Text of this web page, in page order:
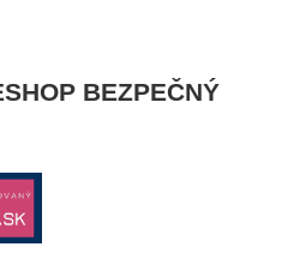
BEZPEČNÝ